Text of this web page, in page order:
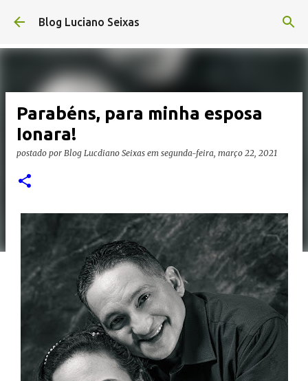
Pular para o conteúdo principal
Blog Luciano Seixas
Parabéns, para minha esposa
Ionara!
postado por Blog Lucdiano Seixas em segunda-feira, março 22, 2021